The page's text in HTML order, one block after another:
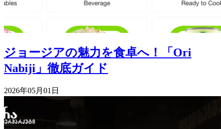
ジョージアの魅力を食卓へ！「Ori
Nabiji」徹底ガイド
2026年05月01日